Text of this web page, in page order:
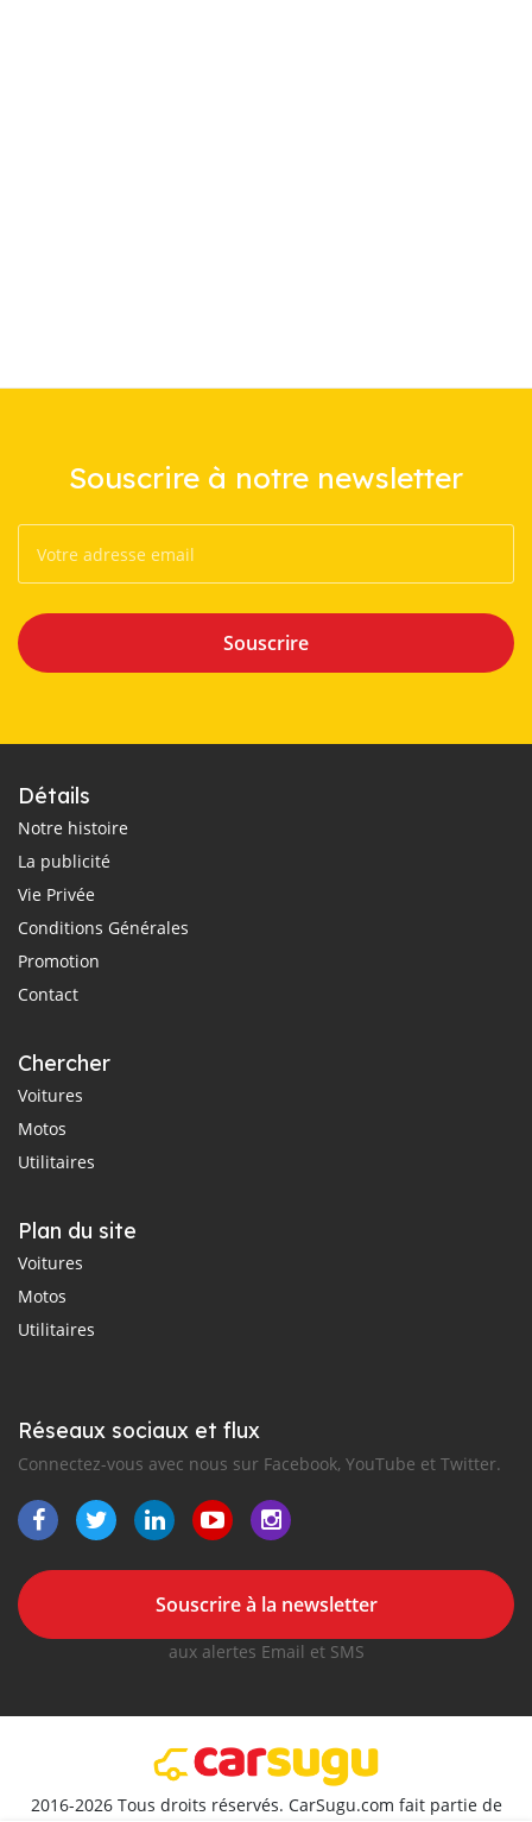
Souscrire à notre newsletter
Souscrire
Détails
Notre histoire
La publicité
Vie Privée
Conditions Générales
Promotion
Contact
Chercher
Voitures
Motos
Utilitaires
Plan du site
Voitures
Motos
Utilitaires
Réseaux sociaux et flux
Connectez-vous avec nous sur Facebook, YouTube et Twitter.
Souscrire à la newsletter
aux alertes Email et SMS
2016-2026 Tous droits réservés. CarSugu.com fait partie de